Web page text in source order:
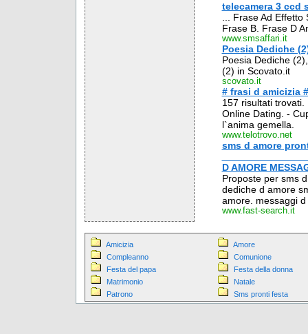
telecamera 3 ccd
... Frase Ad
Frase B. Frase D
www.smsaffari.it
Poesia Dediche
Poesia Dediche
(2) in Scovato.it
scovato.it
# frasi d amicizia #
157 risultati
Online Dating. -
l`anima gemella.
www.telotrovo.net
sms d amore
D AMORE
Proposte per sms
dediche d amore
amore. messaggi
www.fast-search.it
Amicizia
Amore
Compleanno
Comunione
Festa del papa
Festa della donna
Matrimonio
Natale
Patrono
Sms pronti festa